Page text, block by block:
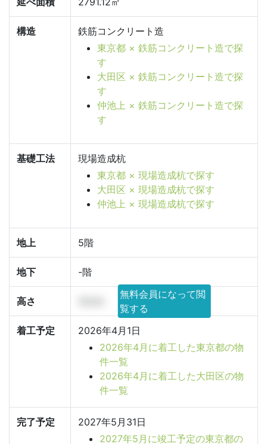
構造
鉄筋コンクリート造
東京都 × 鉄筋コンクリート造で探
す
大田区 × 鉄筋コンクリート造で探
す
仲池上 × 鉄筋コンクリート造で探
す
基礎工法
現場造成杭
東京都 × 現場造成杭で探す
大田区 × 現場造成杭で探す
仲池上 × 現場造成杭で探す
地上 5階
地下 -階
高さ
無料会員になって閲
覧する
着工予定
2026年4月1日
2026年4月に着工した東京都の物
件一覧
2026年4月に着工した大田区の物
件一覧
完了予定
2027年5月31日
2027年5月に竣工予定の東京都の